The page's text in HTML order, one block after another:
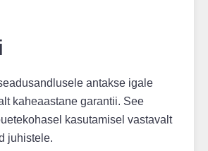
antakse igale
kaheaastane garantii. See
kasutamisel vastavalt
juhistele.